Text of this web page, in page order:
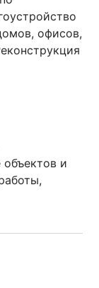
офисов,
и